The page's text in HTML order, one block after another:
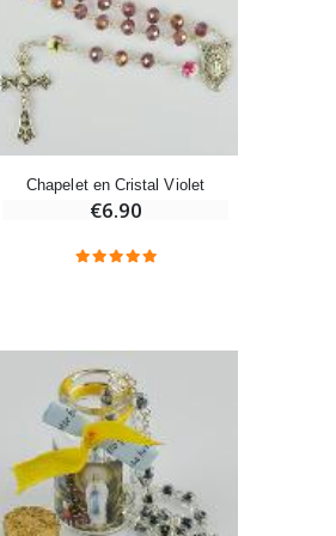
Eau de Lourdes 1 Litre
Chapelet en Cristal Violet
€6.90